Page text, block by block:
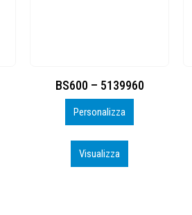
Toppe ricamate in HD
Personalizza
Visualizza